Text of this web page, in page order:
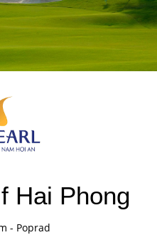
Hai Phong
- Poprad